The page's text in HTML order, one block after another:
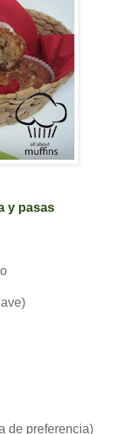
y pasas
de preferencia)